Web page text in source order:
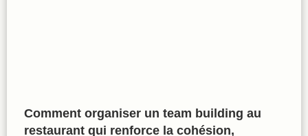
Comment organiser un team building au
restaurant qui renforce la cohésion,